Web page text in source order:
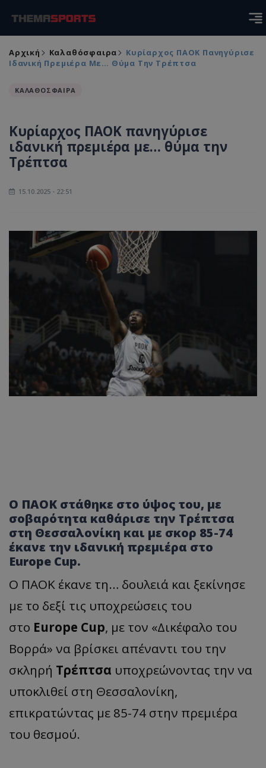
Αρχική Καλαθόσφαιρα
Κυρίαρχος ΠΑΟΚ Πανηγύρισε
Ιδανική Πρεμιέρα Με… Θύμα Την Τρέπτσα
ΚΑΛΑΘΟΣΦΑΙΡΑ
Κυρίαρχος ΠΑΟΚ πανηγύρισε
ιδανική πρεμιέρα με… θύμα την
Τρέπτσα
15.10.2025 - 22:51
Ο ΠΑΟΚ στάθηκε στο ύψος του, με
σοβαρότητα καθάρισε την Τρέπτσα
στη Θεσσαλονίκη και με σκορ 85-74
έκανε την ιδανική πρεμιέρα στο
Europe Cup.
Ο ΠΑΟΚ έκανε τη… δουλειά και ξεκίνησε
με το δεξί τις υποχρεώσεις του
στο Europe Cup, με τον «Δικέφαλο του
Βορρά» να βρίσκει απέναντι του την
σκληρή Τρέπτσα υποχρεώνοντας την να
υποκλιθεί στη Θεσσαλονίκη,
επικρατώντας με 85-74 στην πρεμιέρα
του θεσμού.